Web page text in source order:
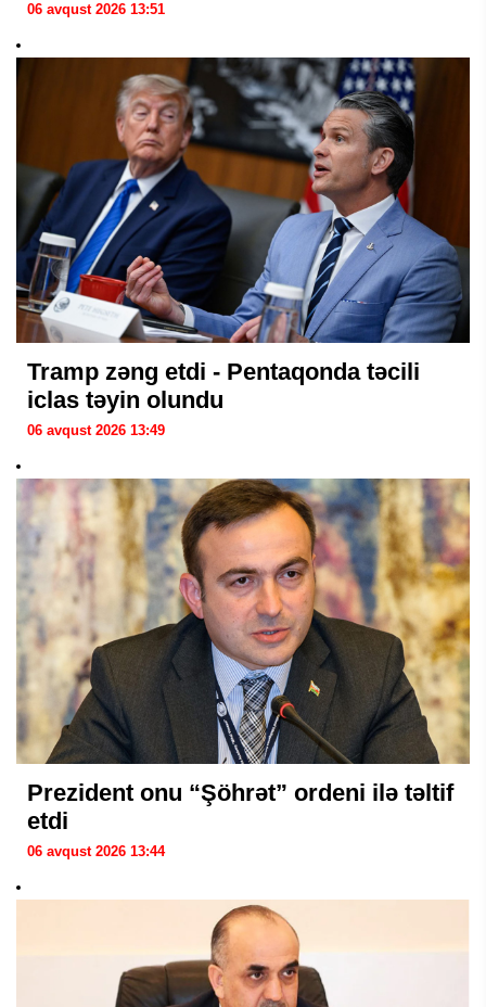
06 avqust 2026 13:51
Tramp zəng etdi - Pentaqonda təcili
iclas təyin olundu
06 avqust 2026 13:49
Prezident onu “Şöhrət” ordeni ilə təltif
etdi
06 avqust 2026 13:44